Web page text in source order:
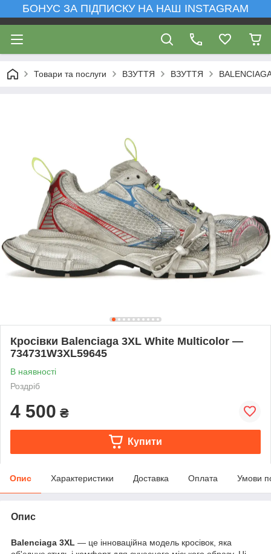
БОНУС ЗА ПІДПИСКУ НА НАШ INSTAGRAM
Товари та послуги ВЗУТТЯ ВЗУТТЯ
Кросівки Balenciaga 3XL White Multicolor —
734731W3XL59645
В наявності
Роздріб
4 500 ₴
Купити
Опис Характеристики Доставка Оплата Умови
Опис
Balenciaga 3XL — це інноваційна модель кросівок, яка